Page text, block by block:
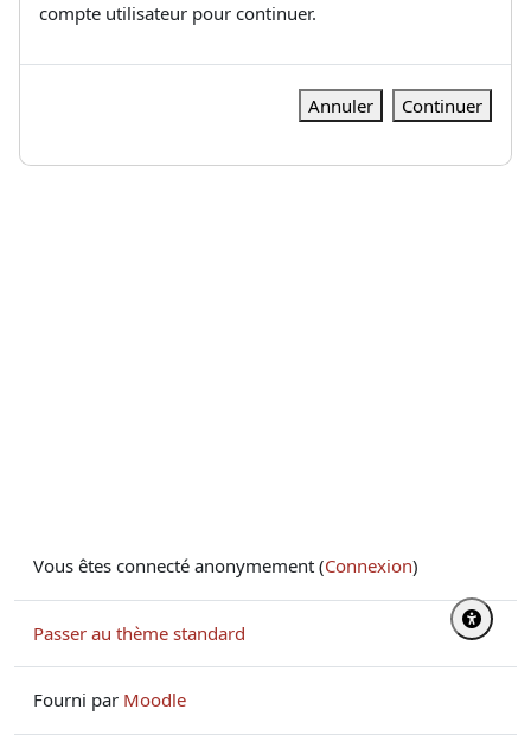
compte utilisateur pour continuer.
Annuler Continuer
Vous êtes connecté anonymement (Connexion)
Passer au thème standard
Fourni par Moodle